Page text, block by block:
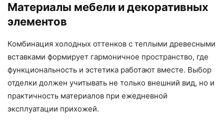
Материалы мебели и декоративных
элементов
Комбинация холодных оттенков с теплыми древесными
вставками формирует гармоничное пространство, где
функциональность и эстетика работают вместе. Выбор
отделки должен учитывать не только внешний вид, но и
практичность материалов при ежедневной
эксплуатации прихожей.